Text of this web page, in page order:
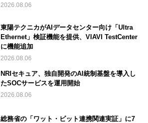
2026.08.06
東陽テクニカがAIデータセンター向け「Ultra
Ethernet」検証機能を提供、VIAVI TestCenter
に機能追加
2026.08.06
NRIセキュア、独自開発のAI統制基盤を導入し
たSOCサービスを運用開始
2026.08.06
総務省の「ワット・ビット連携関連実証」に7